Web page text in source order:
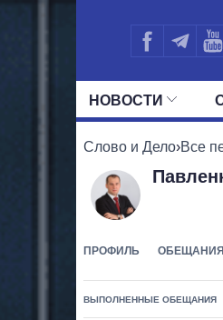
НОВОСТИ
Слово и Дело›Все
ПРОФИЛЬ ОБЕЩАНИЯ
ВЫПОЛНЕННЫЕ ОБЕЩАНИЯ